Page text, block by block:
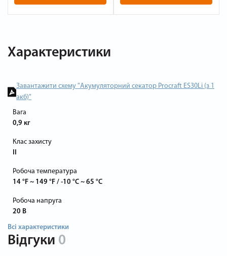
Характеристики
Завантажити схему "Акумуляторний секатор Procraft ES30Li (з 1
акб)"
Вага
0,9 кг
Клас захисту
Робоча температура
14 °F ~ 149 °F / -10 °C ~ 65 °C
Робоча напруга
20 В
Всі характеристики
Відгуки 0